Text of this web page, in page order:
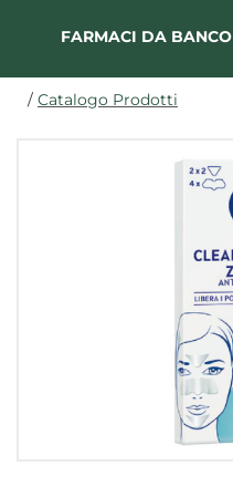
FARMACI DA BANCO
/ Catalogo Prodotti